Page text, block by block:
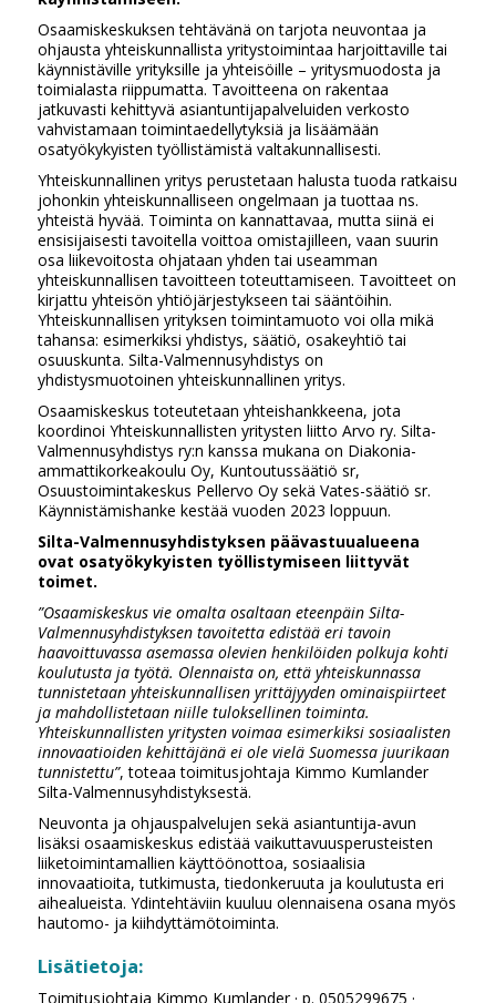
Osaamiskeskuksen tehtävänä on tarjota neuvontaa ja
ohjausta yhteiskunnallista yritystoimintaa harjoittaville tai
käynnistäville yrityksille ja yhteisöille – yritysmuodosta ja
toimialasta riippumatta. Tavoitteena on rakentaa
jatkuvasti kehittyvä asiantuntijapalveluiden verkosto
vahvistamaan toimintaedellytyksiä ja lisäämään
osatyökykyisten työllistämistä valtakunnallisesti.
Yhteiskunnallinen yritys perustetaan halusta tuoda ratkaisu
johonkin yhteiskunnalliseen ongelmaan ja tuottaa ns.
yhteistä hyvää. Toiminta on kannattavaa, mutta siinä ei
ensisijaisesti tavoitella voittoa omistajilleen, vaan suurin
osa liikevoitosta ohjataan yhden tai useamman
yhteiskunnallisen tavoitteen toteuttamiseen. Tavoitteet on
kirjattu yhteisön yhtiöjärjestykseen tai sääntöihin.
Yhteiskunnallisen yrityksen toimintamuoto voi olla mikä
tahansa: esimerkiksi yhdistys, säätiö, osakeyhtiö tai
osuuskunta. Silta-Valmennusyhdistys on
yhdistysmuotoinen yhteiskunnallinen yritys.
Osaamiskeskus toteutetaan yhteishankkeena, jota
koordinoi Yhteiskunnallisten yritysten liitto Arvo ry. Silta-
Valmennusyhdistys ry:n kanssa mukana on Diakonia-
ammattikorkeakoulu Oy, Kuntoutussäätiö sr,
Osuustoimintakeskus Pellervo Oy sekä Vates-säätiö sr.
Käynnistämishanke kestää vuoden 2023 loppuun.
Silta-Valmennusyhdistyksen päävastuualueena
ovat osatyökykyisten työllistymiseen liittyvät
toimet.
”Osaamiskeskus vie omalta osaltaan eteenpäin Silta-
Valmennusyhdistyksen tavoitetta edistää eri tavoin
haavoittuvassa asemassa olevien henkilöiden polkuja kohti
koulutusta ja työtä. Olennaista on, että yhteiskunnassa
tunnistetaan yhteiskunnallisen yrittäjyyden ominaispiirteet
ja mahdollistetaan niille tuloksellinen toiminta.
Yhteiskunnallisten yritysten voimaa esimerkiksi sosiaalisten
innovaatioiden kehittäjänä ei ole vielä Suomessa juurikaan
tunnistettu”, toteaa toimitusjohtaja Kimmo Kumlander
Silta-Valmennusyhdistyksestä.
Neuvonta ja ohjauspalvelujen sekä asiantuntija-avun
lisäksi osaamiskeskus edistää vaikuttavuusperusteisten
liiketoimintamallien käyttöönottoa, sosiaalisia
innovaatioita, tutkimusta, tiedonkeruuta ja koulutusta eri
aihealueista. Ydintehtäviin kuuluu olennaisena osana myös
hautomo- ja kiihdyttämötoiminta.
Lisätietoja:
Toimitusjohtaja Kimmo Kumlander · p. 0505299675 ·